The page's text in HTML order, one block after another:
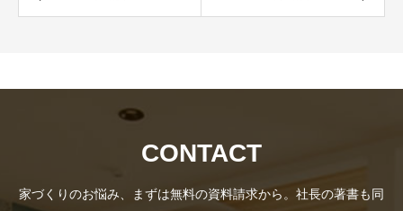
CONTACT
家づくりのお悩み、まずは無料の資料請求から。社長の著書も同